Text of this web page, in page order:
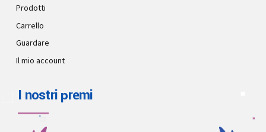
Prodotti
Carrello
Guardare
Il mio account
I nostri premi